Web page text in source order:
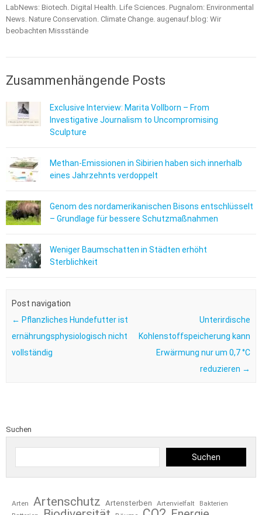
LabNews: Biotech. Digital Health. Life Sciences. Pugnalom: Environmental
News. Nature Conservation. Climate Change. augenauf.blog: Wir
beobachten Missstände
Zusammenhängende Posts
Exclusive Interview: Marita Vollborn – From
Investigative Journalism to Uncompromising
Sculpture
Methan-Emissionen in Sibirien haben sich innerhalb
eines Jahrzehnts verdoppelt
Genom des nordamerikanischen Bisons entschlüsselt
– Grundlage für bessere Schutzmaßnahmen
Weniger Baumschatten in Städten erhöht
Sterblichkeit
Post navigation
← Pflanzliches Hundefutter ist
ernährungsphysiologisch nicht
vollständig
Unterirdische
Kohlenstoffspeicherung kann
Erwärmung nur um 0,7 °C
reduzieren →
Suchen
Suchen
Arten Artenschutz Artensterben Artenvielfalt
Bakterien